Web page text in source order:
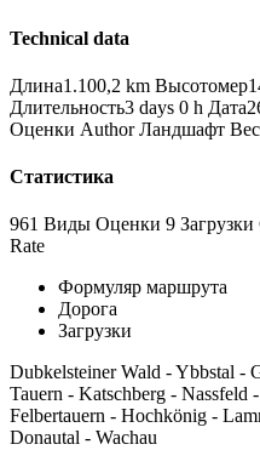
Technical data
Длина1.100,2 km Высотомер
Длительность3 days 0 h Дата
Оценки Author Ландшафт
Статистика
961 Виды Оценки 9 Загрузки
Rate
Формуляр маршрута
Дорога
Загрузки
Dubkelsteiner Wald - Ybbstal -
Tauern - Katschberg - Nassfeld
Felbertauern - Hochkönig -
Donautal - Wachau